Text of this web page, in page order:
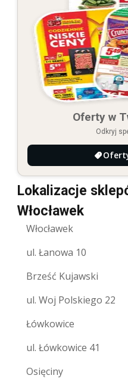
Oferty w
Odkryj
Lokalizacje
Włocławek
Włocławek
ul. Łanowa 10
Brześć Kujawski
ul. Woj Polskiego 22
Łówkowice
ul. Łówkowice 41
Osięciny